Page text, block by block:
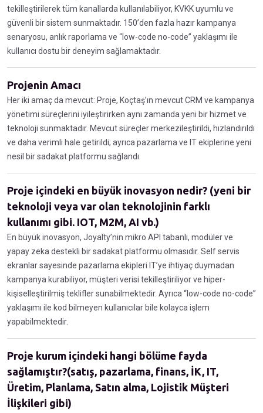
tekilleştirilerek tüm kanallarda kullanılabiliyor, KVKK uyumlu ve
güvenli bir sistem sunmaktadır. 150’den fazla hazır kampanya
senaryosu, anlık raporlama ve “low-code no-code” yaklaşımı ile
kullanıcı dostu bir deneyim sağlamaktadır.
Projenin Amacı
Her iki amaç da mevcut: Proje, Koçtaş’ın mevcut CRM ve kampanya
yönetimi süreçlerini iyileştirirken aynı zamanda yeni bir hizmet ve
teknoloji sunmaktadır. Mevcut süreçler merkezileştirildi, hızlandırıldı
ve daha verimli hale getirildi; ayrıca pazarlama ve IT ekiplerine yeni
nesil bir sadakat platformu sağlandı
Proje içindeki en büyük inovasyon nedir? (yeni bir
teknoloji veya var olan teknolojinin farklı
kullanımı gibi. IOT, M2M, AI vb.)
En büyük inovasyon, Joyalty’nin mikro API tabanlı, modüler ve
yapay zeka destekli bir sadakat platformu olmasıdır. Self servis
ekranlar sayesinde pazarlama ekipleri IT’ye ihtiyaç duymadan
kampanya kurabiliyor, müşteri verisi tekilleştiriliyor ve hiper-
kişiselleştirilmiş teklifler sunabilmektedir. Ayrıca “low-code no-code”
yaklaşımı ile kod bilmeyen kullanıcılar bile kolayca işlem
yapabilmektedir.
Proje kurum içindeki hangi bölüme fayda
sağlamıştır?(satış, pazarlama, finans, İK, IT,
Üretim, Planlama, Satın alma, Lojistik Müşteri
İlişkileri gibi)